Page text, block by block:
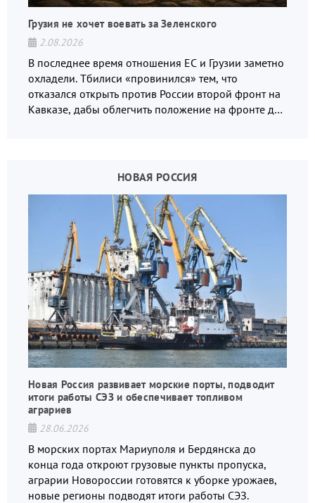
Грузия не хочет воевать за Зеленского
2.08.2026
В последнее время отношения ЕС и Грузии заметно
охладели. Тбилиси «провинился» тем, что
отказался открыть против России второй фронт на
Кавказе, дабы облегчить положение на фронте для
НОВАЯ РОССИЯ
Новая Россия развивает морские порты, подводит
итоги работы СЭЗ и обеспечивает топливом
аграриев
28.06.2026
В морских портах Мариуполя и Бердянска до
конца года откроют грузовые пункты пропуска,
аграрии Новороссии готовятся к уборке урожаев,
новые регионы подводят итоги работы СЭЗ.